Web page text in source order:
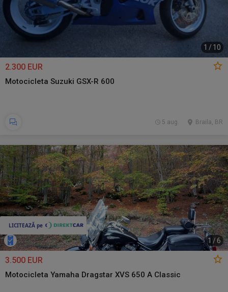
1 / 10
2.300 EUR
Motocicleta Suzuki GSX-R 600
Braila, BR
5 aug.
1 /6
3.500 EUR
Motocicleta Yamaha Dragstar XVS 650 A Classic